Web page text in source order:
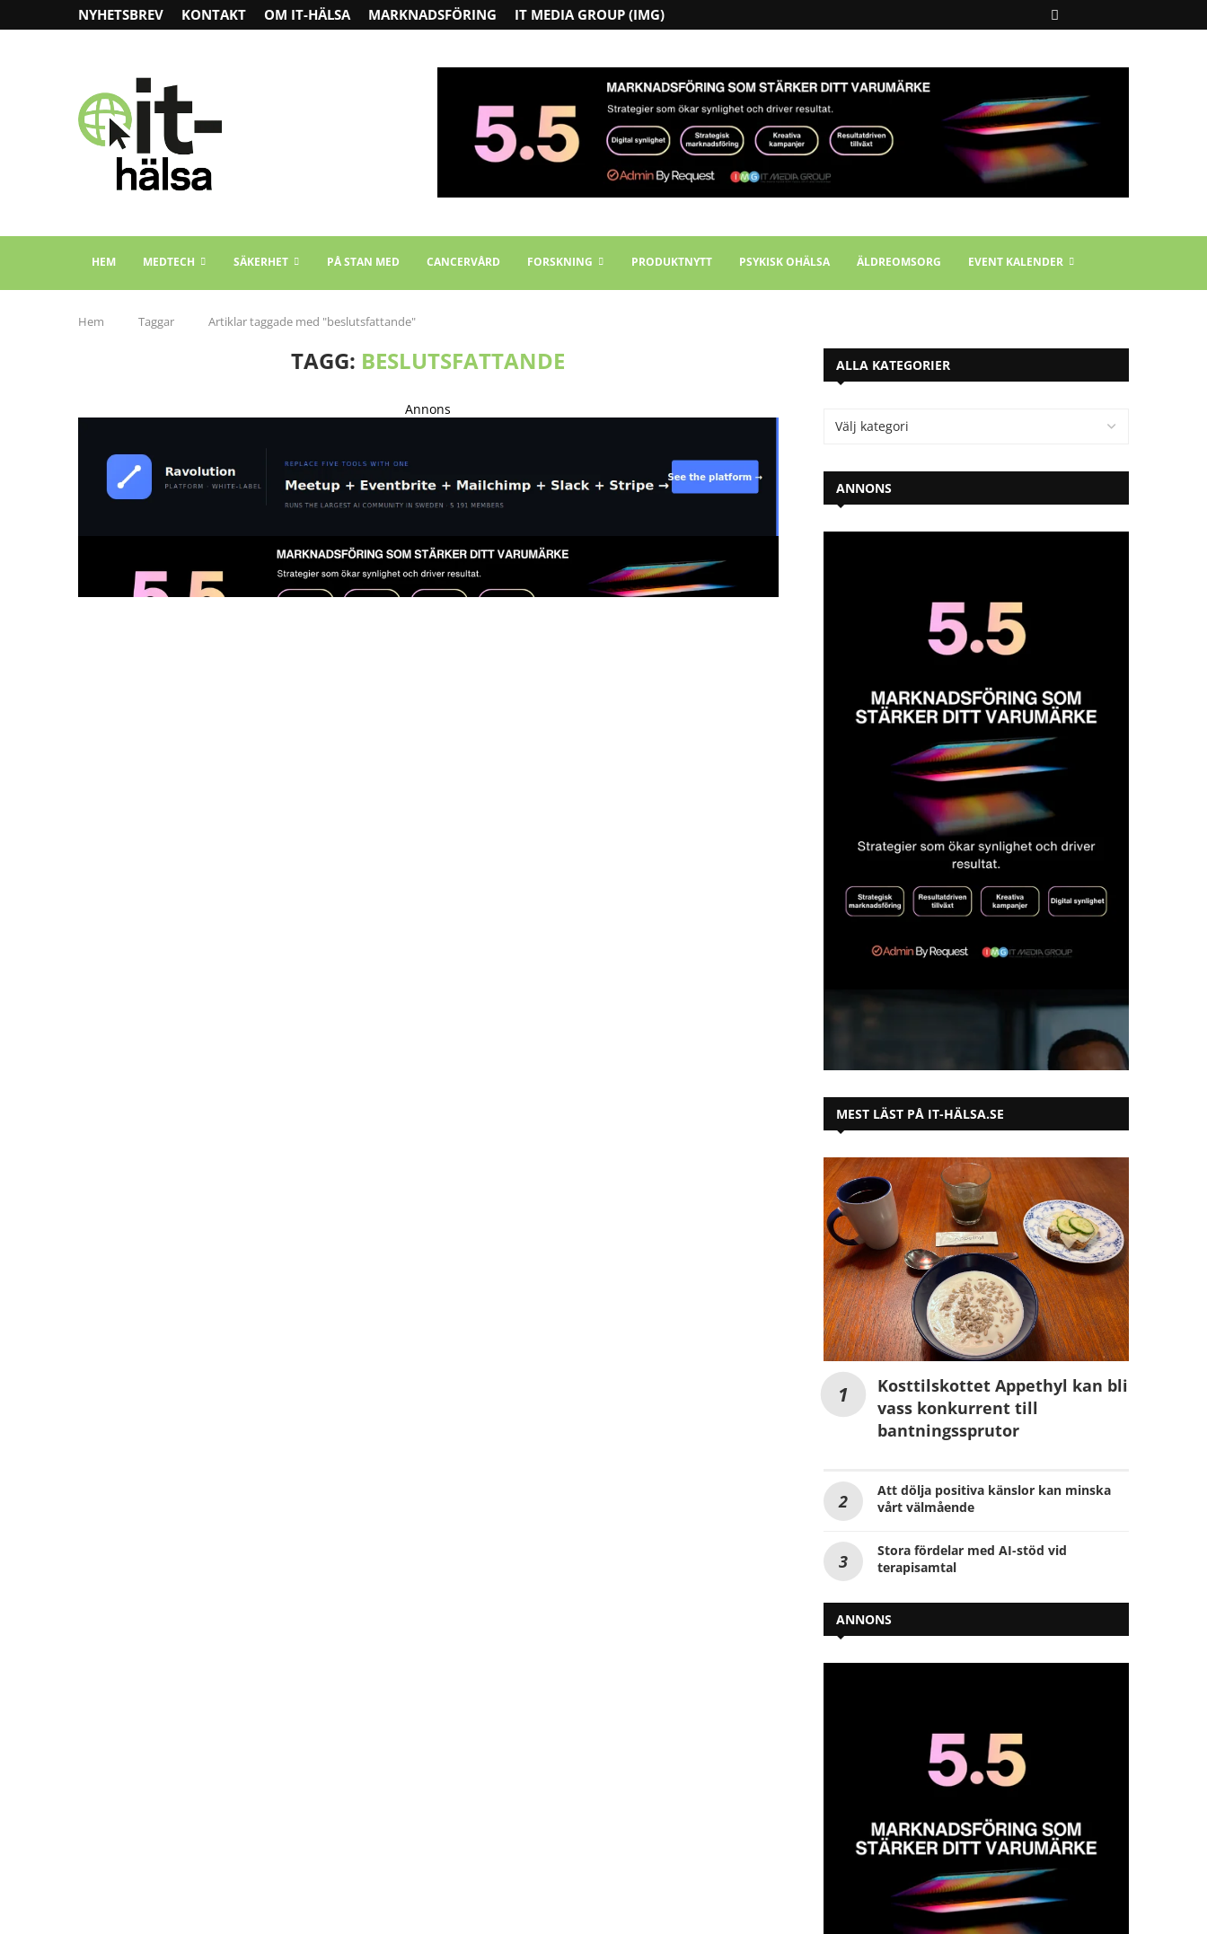
NYHETSBREV KONTAKT OM IT-HÄLSA MARKNADSFÖRING IT MEDIA GROUP (IMG)
HEM MEDTECH SÄKERHET PÅ STAN MED CANCERVÅRD FORSKNING PRODUKTNYTT PSYKISK OHÄLSA ÄLDREOMSORG EVENT KALENDER
Hem Taggar Artiklar taggade med "beslutsfattande"
TAGG: BESLUTSFATTANDE
Annons
ALLA KATEGORIER
ANNONS
MEST LÄST PÅ IT-HÄLSA.SE
Kosttilskottet Appethyl kan bli
vass konkurrent till
bantningssprutor
Att dölja positiva känslor kan minska
vårt välmående
Stora fördelar med AI-stöd vid
terapisamtal
ANNONS